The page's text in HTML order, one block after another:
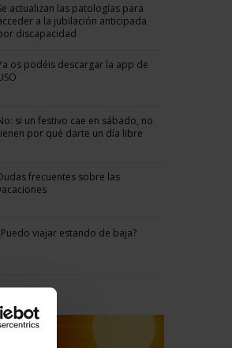
actualizan las patologías para
a la jubilación anticipada
discapacidad
os podéis descargar la app de
si un festivo cae en sábado, no
por qué darte un día libre
frecuentes sobre las
viajar estando de baja?